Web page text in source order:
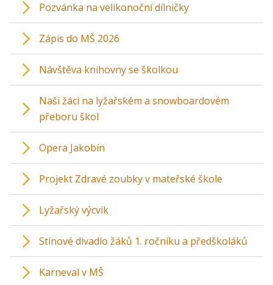
Pozvánka na velikonoční dílničky
Zápis do MŠ 2026
Návštěva knihovny se školkou
Naši žáci na lyžařském a snowboardovém
přeboru škol
Opera Jakobín
Projekt Zdravé zoubky v mateřské škole
Lyžařský výcvik
Stínové divadlo žáků 1. ročníku a předškoláků
Karneval v MŠ